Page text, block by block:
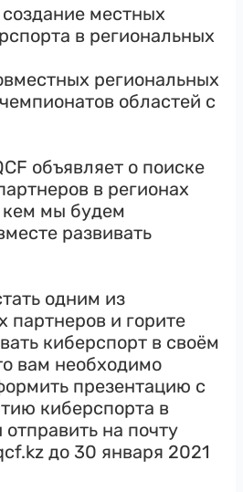
местных
в региональных
региональных
областей с
объявляет о поиске
в регионах
мы будем
развивать
одним из
и горите
киберспорт в своём
вам необходимо
презентацию с
киберспорта в
на почту
до 30 января 2021